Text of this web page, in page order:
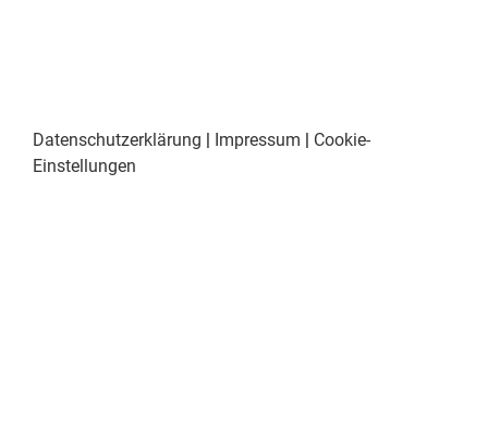
Datenschutzerklärung | Impressum | Cookie-
Einstellungen